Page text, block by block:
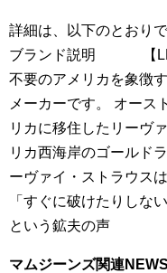
詳細は、以下のとおりで
ブランド説明 【
不要のアメリカを象徴
メーカーです。 オース
リカに移住したリーヴ
リカ西海岸のゴールド
ーヴァイ・ストラウス
「すぐに破けたりしな
という鉱夫の声
マムジーンズ関連NEWS